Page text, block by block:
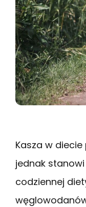
Kasza w
jednak
codziennej